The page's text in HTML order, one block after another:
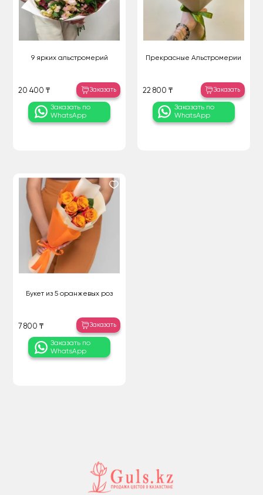
9 ярких альстромерий
20 400 ₸ Заказать
Заказать по
WhatsApp
Прекрасные Альстромерии
22 800 ₸ Заказать
Заказать по
WhatsApp
Букет из 5 оранжевых роз
7 800 ₸ Заказать
Заказать по
WhatsApp